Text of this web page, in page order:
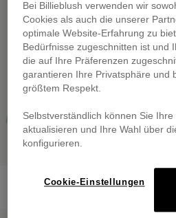
Overshirt
Bei Billieblush verwenden wir
Cookies als auch die unserer
optimale Website-Erfahrung zu
Bedürfnisse zugeschnitten ist und
die auf Ihre Präferenzen
garantieren Ihre Privatsphäre und
größtem Respekt.
Selbstverständlich können Sie
aktualisieren und Ihre Wahl über
konfigurieren.
Cookie-Einstellungen